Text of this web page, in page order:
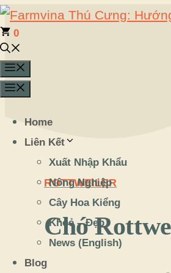
Chuyển
đến
nội
dung
0
Home
Liên Kết
Xuất Nhập Khẩu
Nông Nghiệp
Cây Hoa Kiểng
Khoẻ – Đẹp
News (English)
Blog
ROTTWEILER
Chó